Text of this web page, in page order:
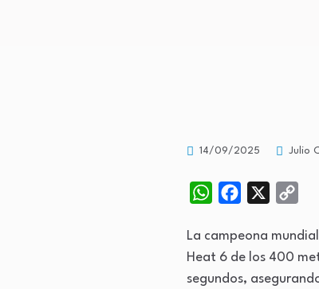
14/09/2025 Julio
WhatsAppFacebook
La campeona
Heat 6 de los 400
segundos,